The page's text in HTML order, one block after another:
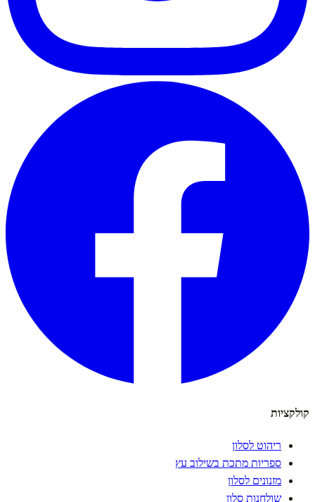
קולקציות
ריהוט לסלון
ספריות מתכת בשילוב עץ
מזנונים לסלון
שולחנות סלון